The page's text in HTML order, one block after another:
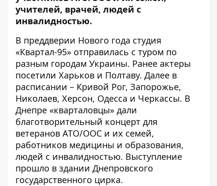
учителей, врачей, людей с
инвалидностью.
В преддверии Нового года студия
«Квартал-95» отправилась с туром по
разным городам Украины. Ранее актеры
посетили Харьков и Полтаву. Далее в
расписании – Кривой Рог, Запорожье,
Николаев, Херсон, Одесса и Черкассы. В
Днепре «кварталовцы» дали
благотворительный концерт для
ветеранов АТО/ООС и их семей,
работников медицины и образования,
людей с инвалидностью. Выступление
прошло в здании Днепровского
государственного цирка.